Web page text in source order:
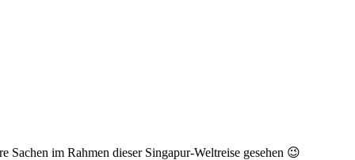
im Rahmen dieser Singapur-Weltreise gesehen 😉